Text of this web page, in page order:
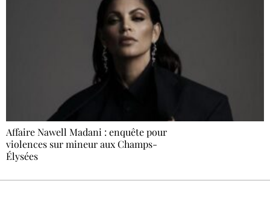
Affaire Nawell Madani : enquête pour
violences sur mineur aux Champs-
Élysées